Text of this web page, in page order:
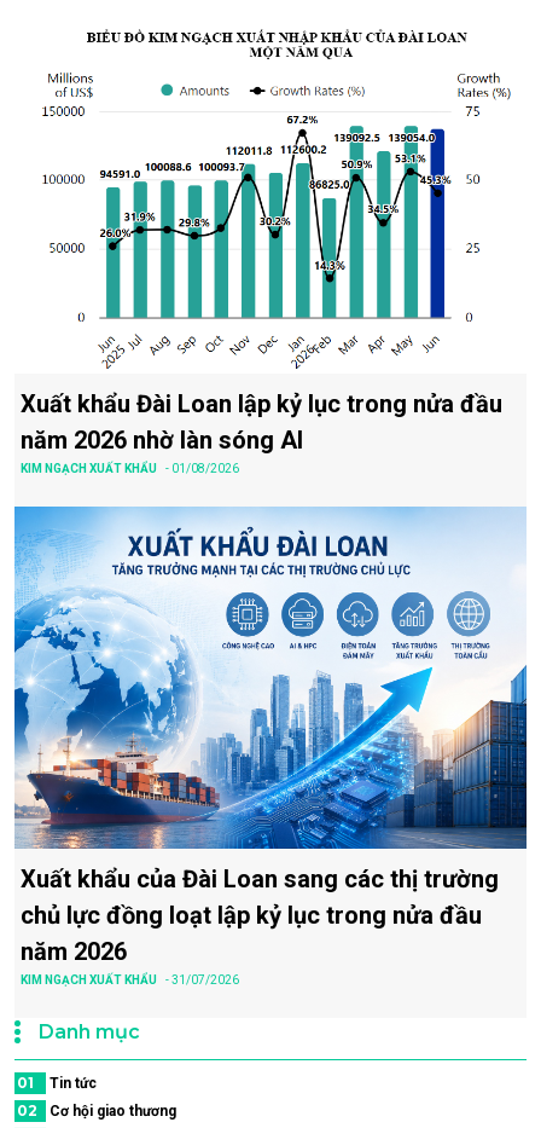
Xuất khẩu Đài Loan lập kỷ lục trong nửa đầu
năm 2026 nhờ làn sóng AI
KIM NGẠCH XUẤT KHẨU - 01/08/2026
Xuất khẩu của Đài Loan sang các thị trường
chủ lực đồng loạt lập kỷ lục trong nửa đầu
năm 2026
KIM NGẠCH XUẤT KHẨU - 31/07/2026
Danh mục
01 Tin tức
02 Cơ hội giao thương